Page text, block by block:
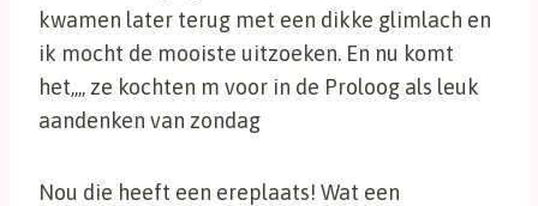
kwamen later terug met een dikke glimlach en
ik mocht de mooiste uitzoeken. En nu komt
het,,,, ze kochten m voor in de Proloog als leuk
aandenken van zondag
Nou die heeft een ereplaats! Wat een